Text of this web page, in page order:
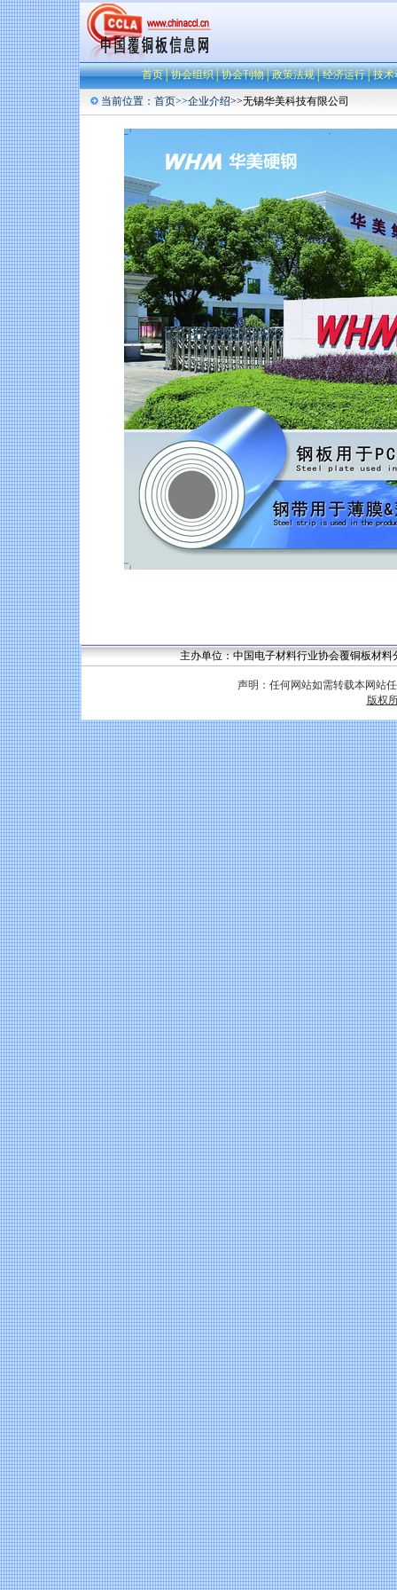
首页│协会组织│协会刊物│政策法规│经济运行│技术
当前位置： 首页>>企业介绍>>无锡华美科技有限公司
主办单位：中国电子材料行业协会覆铜板材
声明：任何网站如需转载本网站
版权